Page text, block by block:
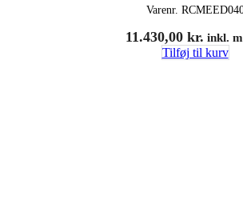
Varenr.
11.430,00 kr. inkl.
Tilføj til kurv